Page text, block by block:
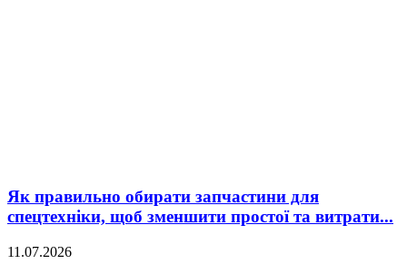
Як правильно обирати запчастини для
спецтехніки, щоб зменшити простої та витрати...
11.07.2026